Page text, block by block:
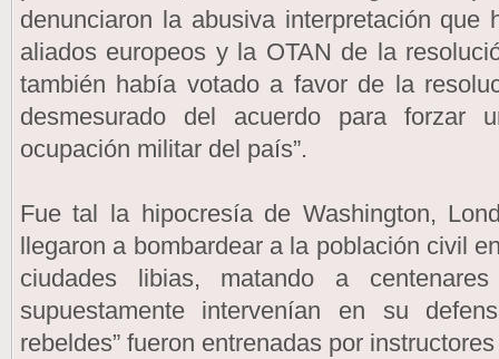
denunciaron la abusiva interpretación que
aliados europeos y la OTAN de la
también había votado a favor de la
desmesurado del acuerdo para forzar
ocupación militar del país”.
Fue tal la hipocresía de Washington,
llegaron a bombardear a la población civil
ciudades libias, matando a
supuestamente intervenían en su
rebeldes” fueron entrenadas por